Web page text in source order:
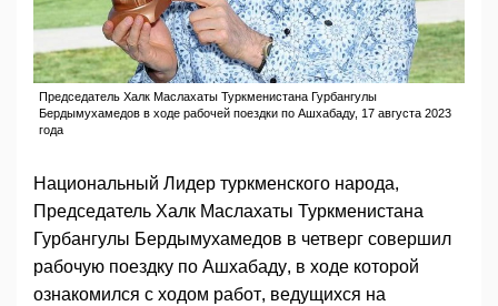
Председатель Халк Маслахаты Туркменистана Гурбангулы
Бердымухамедов в ходе рабочей поездки по Ашхабаду, 17 августа 2023
года
Национальный Лидер туркменского народа,
Председатель Халк Маслахаты Туркменистана
Гурбангулы Бердымухамедов в четверг совершил
рабочую поездку по Ашхабаду, в ходе которой
ознакомился с ходом работ, ведущихся на